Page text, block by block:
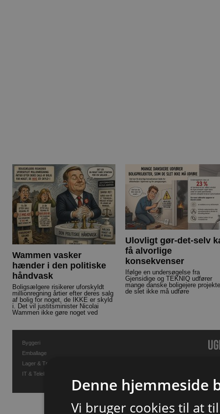
Wammen vasker
hænder i den politiske
håndvask
Boligsælgere risikerer uforskyldt
millionregning årtier efter deres salg
af bolig for noget, de IKKE er skyld
i. Det vil justitsminister Nicolai
Wammen ikke gøre noget ved
Ulovligt gør-det-selv
få alvorlige
konsekvenser
Ifølge en undersøgelse fra
Gjensidige og TEKNIQ udfører
mange danske boligejere
de slet ikke må udføre
Byggeri
Emballage
Lager & Transport
IT & Telekommunikation
Denne hjemmeside
Vi bruger cookies til at